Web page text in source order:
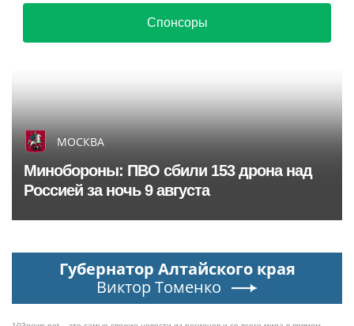
Спонсоры
МОСКВА
Минобороны: ПВО сбили 153 дрона над
Россией за ночь 9 августа
Губернатор Алтайского края
Виктор Томенко